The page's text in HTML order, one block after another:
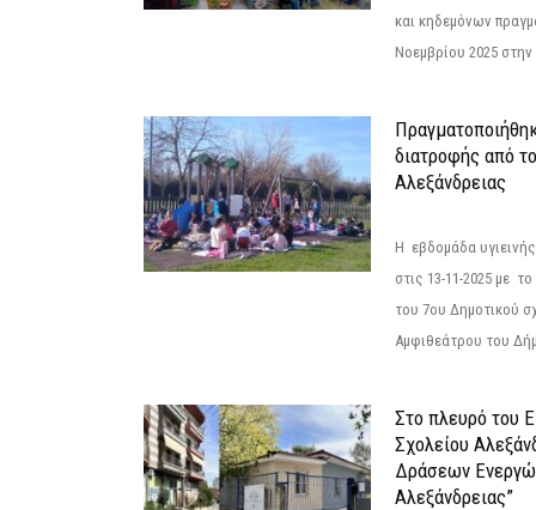
και κηδεμόνων
Νοεμβρίου 2025
διατροφής από
Αλεξάνδρειας
Η εβδομάδα
στις 13-11-2025 με
του 7ου Δημοτικού
Αμφιθεάτρου του
Στο πλευρό του
Σχολείου
Δράσεων
Αλεξάνδρειας”